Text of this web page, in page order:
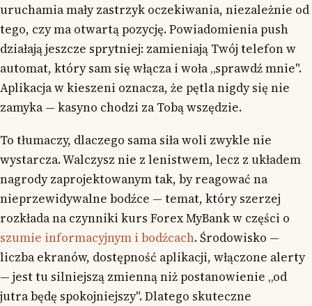
uruchamia mały zastrzyk oczekiwania, niezależnie od
tego, czy ma otwartą pozycję. Powiadomienia push
działają jeszcze sprytniej: zamieniają Twój telefon w
automat, który sam się włącza i woła „sprawdź mnie".
Aplikacja w kieszeni oznacza, że pętla nigdy się nie
zamyka — kasyno chodzi za Tobą wszędzie.
To tłumaczy, dlaczego sama siła woli zwykle nie
wystarcza. Walczysz nie z lenistwem, lecz z układem
nagrody zaprojektowanym tak, by reagować na
nieprzewidywalne bodźce — temat, który szerzej
rozkłada na czynniki kurs Forex MyBank w części o
szumie informacyjnym i bodźcach. Środowisko —
liczba ekranów, dostępność aplikacji, włączone alerty
— jest tu silniejszą zmienną niż postanowienie „od
jutra będę spokojniejszy". Dlatego skuteczne